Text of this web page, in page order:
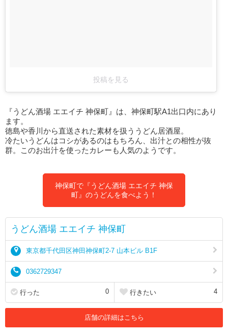
投稿を見る
『うどん酒場 エエイチ 神保町』は、神保町駅A1出口内にあり
ます。
徳島や香川から直送された素材を扱ううどん居酒屋。
冷たいうどんはコシがあるのはもちろん、出汁との相性が抜
群。このお出汁を使ったカレーも人気のようです。
神保町で『うどん酒場 エエイチ 神保
町』のうどんを食べよう！
うどん酒場 エエイチ 神保町
東京都千代田区神田神保町2-7 山本ビル B1F
0362729347
行った 0 行きたい 4
店舗の詳細はこちら